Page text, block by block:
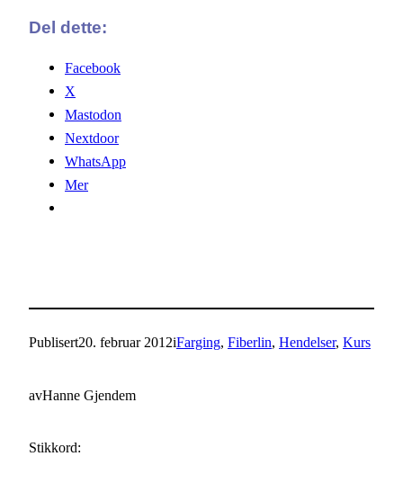
Del dette:
Facebook
X
Mastodon
Nextdoor
WhatsApp
Mer
Publisert20. februar 2012iFarging, Fiberlin, Hendelser, Kurs
avHanne Gjendem
Stikkord: